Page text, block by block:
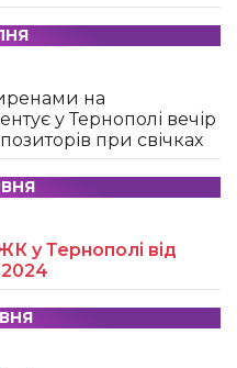
на
у Тернополі вечір
при свічках
у Тернополі від